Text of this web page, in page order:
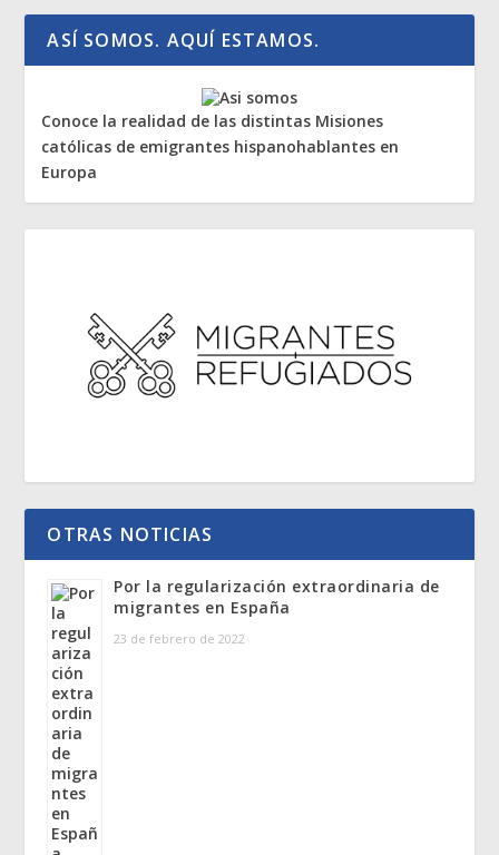
ASÍ SOMOS. AQUÍ ESTAMOS.
Conoce la realidad de las distintas Misiones
católicas de emigrantes hispanohablantes en
Europa
OTRAS NOTICIAS
Por la regularización extraordinaria de
migrantes en España
23 de febrero de 2022